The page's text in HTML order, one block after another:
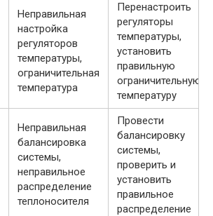
Неправильная
настройка
регуляторов
температуры,
ограничительная
температура
Перенастроить
регуляторы
температуры,
установить
правильную
ограничительную
температуру
Неправильная
балансировка
системы,
неправильное
распределение
теплоносителя
Провести
балансировку
системы,
проверить и
установить
правильное
распределение